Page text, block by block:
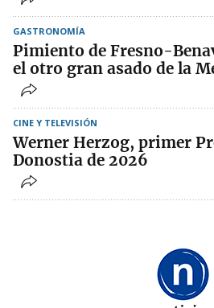
GASTRONOMÍA
Pimiento de Fresno-
el otro gran asado de la
CINE Y TELEVISIÓN
Werner Herzog, primer
Donostia de 2026